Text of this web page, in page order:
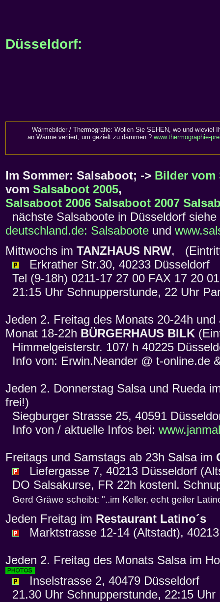
Düsseldorf:
Wärmebilder / Thermografie: Wollen Sie SEHEN, wo und wieviel
an Wärme verliert, um gezielt zu dämmen ? www.thermographie-
Im Sommer: Salsaboot; -> Bilder vom
vom Salsaboot 2005,
Salsaboot 2006 Salsaboot 2007
nächste Salsaboote in Düsseldorf siehe
deutschland.de: Salsaboote und
Mittwochs im TANZHAUS NRW,
Erkrather Str.30, 40233 Düsseldorf
Tel (9-18h) 0211-17 27 00 FAX 17 20
21:15 Uhr Schnupperstunde, 22 Uhr
Jeden 2. Freitag des Monats 20-24h
Monat 18-22h BÜRGERHAUS BILK
Himmelgeisterstr. 107/ h 40225
Info von: Erwin.Neander @ t-online.de
Jeden 2. Donnerstag Salsa und Rueda
frei!)
Siegburger Strasse 25, 40591
Info von / aktuelle Infos bei:
Freitags und Samstags ab 23h Salsa im
Liefergasse 7, 40213 Düsseldorf
DO Salsakurse, FR 22h kostenl.
Gerd Gräwe scheibt: "..im Keller, echt geiler
Jeden Freitag im Restaurant Latino´s
Marktstrasse 12-14 (Altstadt),
Jeden 2. Freitag des Monats Salsa im
Inselstrasse 2, 40479 Düsseldorf
21.30 Uhr Schnupperstunde, 22:15 Uhr